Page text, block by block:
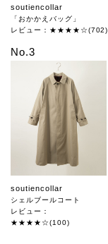
soutiencollar
「おかかえバッグ」
レビュー：★★★★☆(702)
No.3
soutiencollar
シェルブールコート
レビュー：
★★★★☆(100)